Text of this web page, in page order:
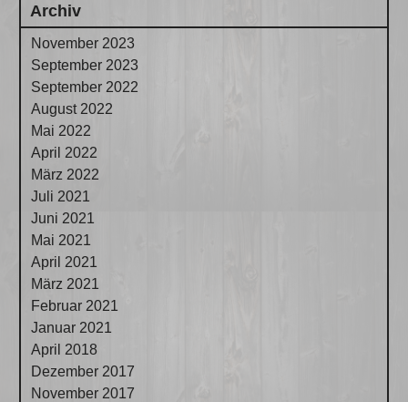
Archiv
November 2023
September 2023
September 2022
August 2022
Mai 2022
April 2022
März 2022
Juli 2021
Juni 2021
Mai 2021
April 2021
März 2021
Februar 2021
Januar 2021
April 2018
Dezember 2017
November 2017